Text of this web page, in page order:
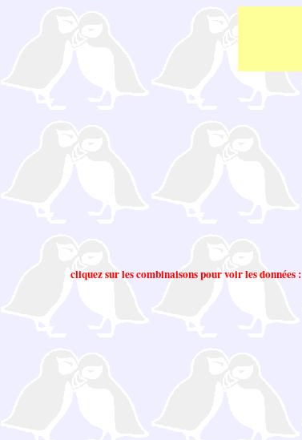
cliquez sur les combinaisons pour voir les données :